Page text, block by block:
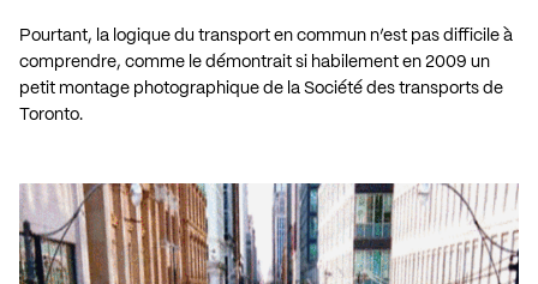
Pourtant, la logique du transport en commun n’est pas difficile à
comprendre, comme le démontrait si habilement en 2009 un
petit montage photographique de la Société des transports de
Toronto.